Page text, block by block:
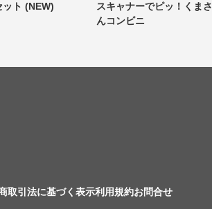
ット (NEW)
スキャナーでピッ！くまさ
んコンビニ
取引法に基づく表示利用規約お問合せ